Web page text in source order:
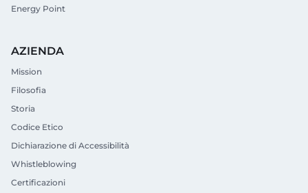
Energy Point
AZIENDA
Mission
Filosofia
Storia
Codice Etico
Dichiarazione di Accessibilità
Whistleblowing
Certificazioni